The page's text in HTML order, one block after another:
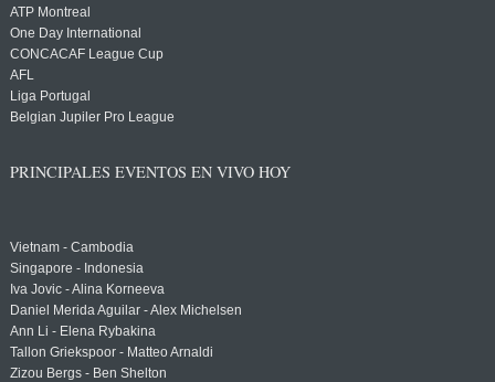
ATP Montreal
One Day International
CONCACAF League Cup
AFL
Liga Portugal
Belgian Jupiler Pro League
PRINCIPALES EVENTOS EN VIVO HOY
Vietnam - Cambodia
Singapore - Indonesia
Iva Jovic - Alina Korneeva
Daniel Merida Aguilar - Alex Michelsen
Ann Li - Elena Rybakina
Tallon Griekspoor - Matteo Arnaldi
Zizou Bergs - Ben Shelton